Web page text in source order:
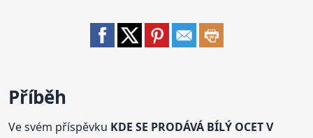
Příběh
Ve svém příspěvku KDE SE PRODÁVÁ BÍLÝ OCET V